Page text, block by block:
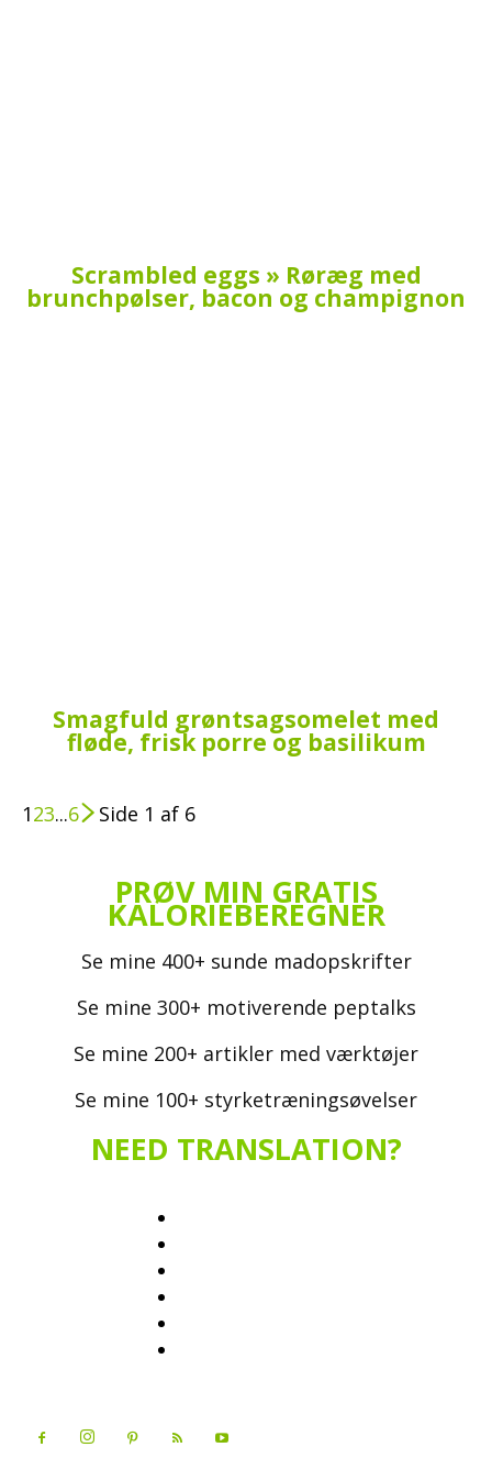
Scrambled eggs » Røræg med
brunchpølser, bacon og champignon
Smagfuld grøntsagsomelet med
fløde, frisk porre og basilikum
123...6 Side 1 af 6
PRØV MIN GRATIS
KALORIEBEREGNER
Se mine 400+ sunde madopskrifter
Se mine 300+ motiverende peptalks
Se mine 200+ artikler med værktøjer
Se mine 100+ styrketræningsøvelser
NEED TRANSLATION?